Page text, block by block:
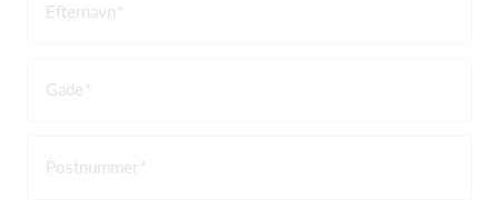
Efternavn
Gade
Postnummer